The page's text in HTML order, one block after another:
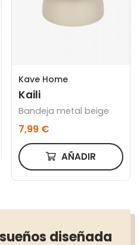
Kave Home
Kaili
Bandeja metal beige
7,99 €
AÑADIR
diseñada